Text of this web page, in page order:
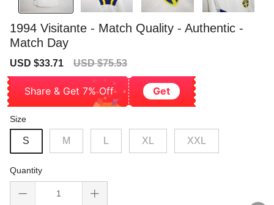
1994 Visitante - Match Quality - Authentic -
Match Day
Sale
USD $33.71
Regular
USD $75.53
Share & Get 7% Off Get
Size
S M XL XXL
Quantity